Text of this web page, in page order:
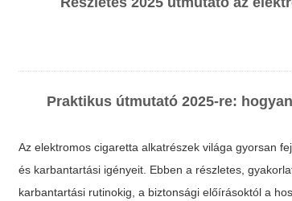
Praktikus útmutató 2025-re:
Az elektromos cigaretta alkatrészek világa gyorsan
és karbantartási igényeit. Ebben a részletes,
karbantartási rutinokig, a biztonsági előírásoktól a